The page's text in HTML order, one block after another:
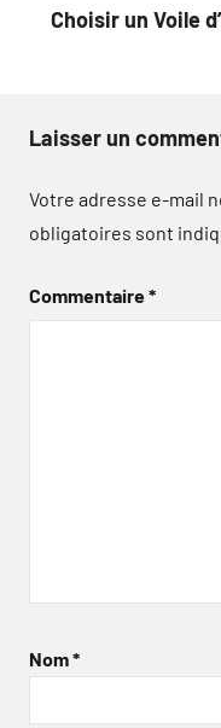
Choisir un Voile
Laisser un
Votre adresse e-mail
obligatoires sont
Commentaire*
Nom*